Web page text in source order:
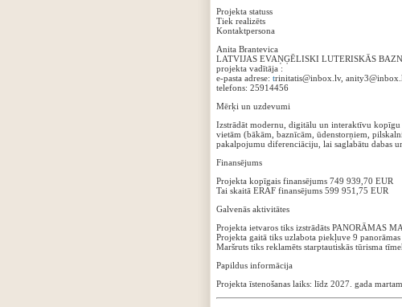
Projekta statuss
Tiek realizēts
Kontaktpersona
Anita Brantevica
LATVIJAS EVAŅĢĒLISKI LUTERISKĀS
projekta vadītāja :
e-pasta adrese: trinitatis@inbox.lv,
telefons: 25914456
Mērķi un uzdevumi
Izstrādāt modernu, digitālu un interaktīvu
vietām (bākām, baznīcām, ūdenstorņiem,
pakalpojumu diferenciāciju, lai saglabātu dabas
Finansējums
Projekta kopīgais finansējums 749 939,70 EUR
Tai skaitā ERAF finansējums 599 951,75 EUR
Galvenās aktivitātes
Projekta ietvaros tiks izstrādāts PANORĀMAS
Projekta gaitā tiks uzlabota piekļuve 9
Maršruts tiks reklamēts starptautiskās tūrisma
Papildus informācija
Projekta īstenošanas laiks: līdz 2027. gada martam